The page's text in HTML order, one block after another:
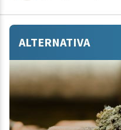
ALTERNATIVA